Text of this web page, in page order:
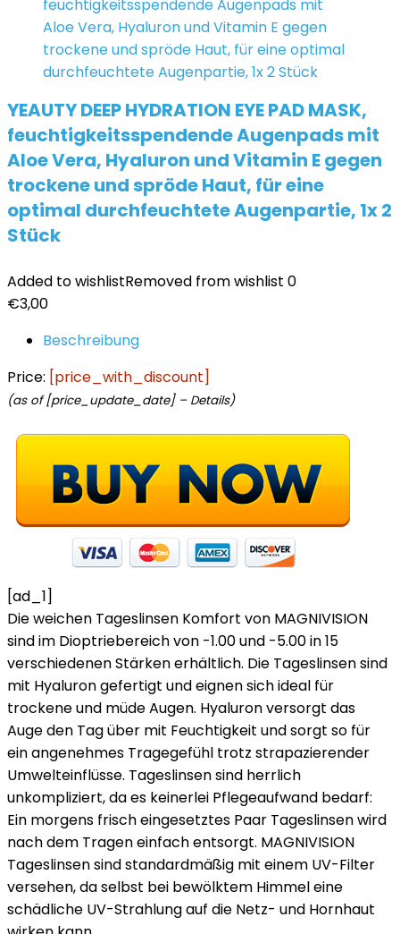
YEAUTY DEEP HYDRATION EYE PAD MASK,
feuchtigkeitsspendende Augenpads mit
Aloe Vera, Hyaluron und Vitamin E gegen
trockene und spröde Haut, für eine
optimal durchfeuchtete Augenpartie, 1x 2
Stück
Added to wishlistRemoved from wishlist 0
€3,00
Beschreibung
Price: [price_with_discount]
(as of [price_update_date] – Details)
[ad_1]
Die weichen Tageslinsen Komfort von MAGNIVISION
sind im Dioptriebereich von -1.00 und -5.00 in 15
verschiedenen Stärken erhältlich. Die Tageslinsen sind
mit Hyaluron gefertigt und eignen sich ideal für
trockene und müde Augen. Hyaluron versorgt das
Auge den Tag über mit Feuchtigkeit und sorgt so für
ein angenehmes Tragegefühl trotz strapazierender
Umwelteinflüsse. Tageslinsen sind herrlich
unkompliziert, da es keinerlei Pflegeaufwand bedarf:
Ein morgens frisch eingesetztes Paar Tageslinsen wird
nach dem Tragen einfach entsorgt. MAGNIVISION
Tageslinsen sind standardmäßig mit einem UV-Filter
versehen, da selbst bei bewölktem Himmel eine
schädliche UV-Strahlung auf die Netz- und Hornhaut